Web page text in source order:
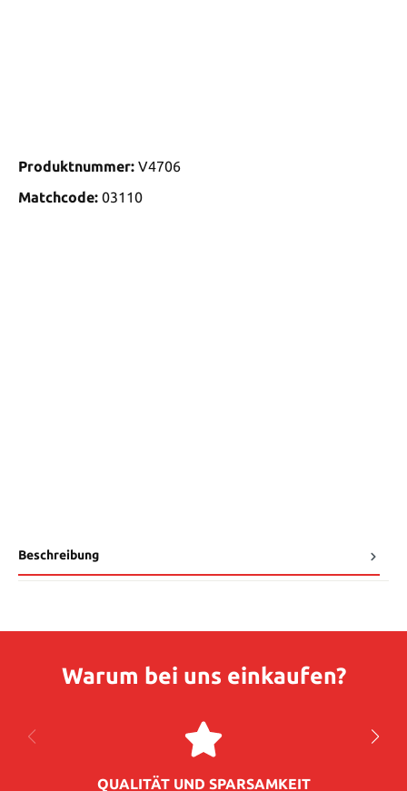
Produktnummer: V4706
Matchcode: 03110
Beschreibung
Warum bei uns einkaufen?
QUALITÄT UND SPARSAMKEIT